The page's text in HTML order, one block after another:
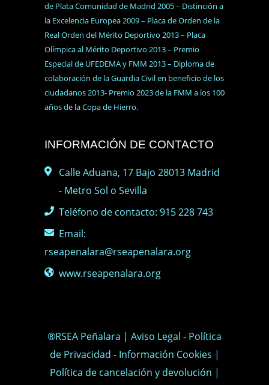
de Plata Comunidad de Madrid 2005 – Distinción a
la Excelencia Europea 2009 – Placa de Orden de la
Real Orden del Mérito Deportivo 2013 – Placa
Olímpica al Mérito Deportivo 2013 – Premio
Especial de UFEDEMA y FMM 2013 – Diploma de
colaboración de la Guardia Civil en beneficio de los
ciudadanos 2013- Premio 2023 de la FMM a los 100
años de la Copa de Hierro.
INFORMACIÓN DE CONTACTO
Calle Aduana, 17 Bajo 28013 Madrid
- Metro Sol o Sevilla
Teléfono de contacto: 915 228 743
Email:
rseapenalara@rseapenalara.org
www.rseapenalara.org
®RSEA Peñalara | Aviso Legal - Política
de Privacidad - Información Cookies |
Política de cancelación y devolución |